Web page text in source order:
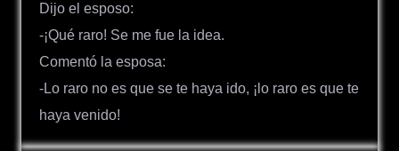
Dijo el esposo:
-¡Qué raro! Se me fue la idea.
Comentó la esposa:
-Lo raro no es que se te haya ido, ¡lo raro es que te
haya venido!